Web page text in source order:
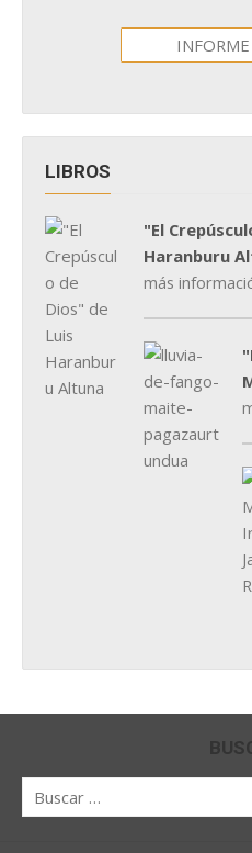
LIBROS
"El
Haranburu
más